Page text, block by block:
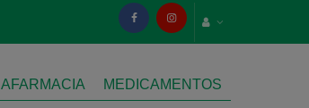
MEDICAMENTOS